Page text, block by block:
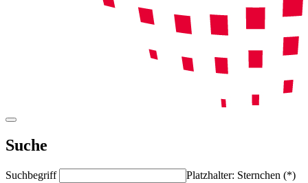
Suche
Suchbegriff
Platzhalter: Sternchen (*)